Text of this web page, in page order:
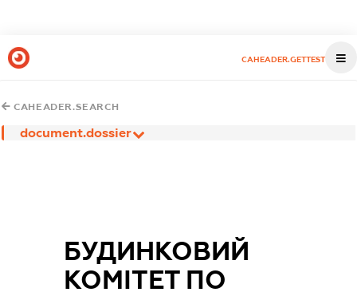
CAHEADER.GETTEST
CAHEADER.SEARCH
document.dossier
БУДИНКОВИЙ
КОМІТЕТ ПО